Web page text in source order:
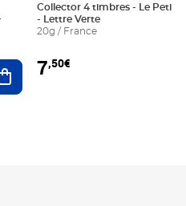
Ajouter au panier
Collector 4 timbres - Le Petit
- Lettre Verte
20g / France
7,50€